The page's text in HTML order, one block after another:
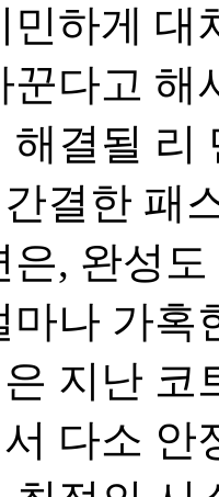
민하게 대
꾼다고 해
해결될 리
결한 패
은, 완성
마나 가
지난 코
다소 안